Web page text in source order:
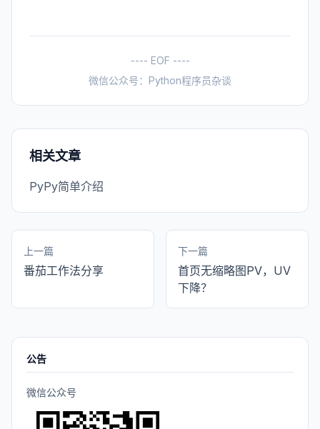
---- EOF ----
微信公众号：Python程序员杂谈
相关文章
PyPy简单介绍
上一篇
番茄工作法分享
下一篇
首页无缩略图PV，UV
下降？
公告
微信公众号